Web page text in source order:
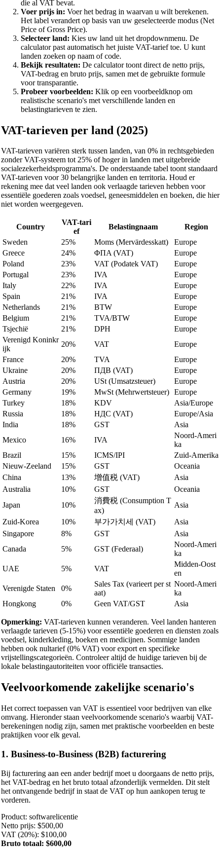
die al VAT bevat.
Voer prijs in: Voer het bedrag in waarvan u wilt berekenen.
Het label verandert op basis van uw geselecteerde modus (Net
Price of Gross Price).
Selecteer land: Kies uw land uit het dropdownmenu. De
calculator past automatisch het juiste VAT-tarief toe. U kunt
landen zoeken op naam of code.
Bekijk resultaten: De calculator toont direct de netto prijs,
VAT-bedrag en bruto prijs, samen met de gebruikte formule
voor transparantie.
Probeer voorbeelden: Klik op een voorbeeldknop om
realistische scenario's met verschillende landen en
belastingtarieven te zien.
VAT-tarieven per land (2025)
VAT-tarieven variëren sterk tussen landen, van 0% in rechtsgebieden
zonder VAT-systeem tot 25% of hoger in landen met uitgebreide
socialezekerheidsprogramma's. De onderstaande tabel toont standaard
VAT-tarieven voor 30 belangrijke landen en territoria. Houd er
rekening mee dat veel landen ook verlaagde tarieven hebben voor
essentiële goederen zoals voedsel, geneesmiddelen en boeken, die hier
niet worden weergegeven.
Country
VAT-tari
ef
Belastingnaam
Region
Sweden
25% Moms (Mervärdesskatt)
Europe
Greece
24% ΦΠΑ (VAT)
Europe
Poland
23% VAT (Podatek VAT)
Europe
Portugal
23% IVA
Europe
Italy
22% IVA
Europe
Spain
21% IVA
Europe
Netherlands
21% BTW
Europe
Belgium
21% TVA/BTW
Europe
Tsjechië
21% DPH
Europe
Verenigd Koninkr
ijk
20% VAT
Europe
France
20% TVA
Europe
Ukraine
20% ПДВ (VAT)
Europe
Austria
20% USt (Umsatzsteuer)
Europe
Germany
19% MwSt (Mehrwertsteuer)
Europe
Turkey
18% KDV
Asia/Europe
Russia
18% НДС (VAT)
Europe/Asia
India
18% GST
Asia
Mexico
16% IVA
Noord-Ameri
ka
Brazil
15% ICMS/IPI
Zuid-Amerika
Nieuw-Zeeland
15% GST
Oceania
China
13% 增值税 (VAT)
Asia
Australia
10% GST
Oceania
Japan
10%
消費税 (Consumption T
ax)
Asia
Zuid-Korea
10% 부가가치세 (VAT)
Asia
Singapore
8% GST
Asia
Canada
5% GST (Federaal)
Noord-Ameri
ka
UAE
5% VAT
Midden-Oost
en
Verenigde Staten
0%
Sales Tax (varieert per st
aat)
Noord-Ameri
ka
Hongkong
0% Geen VAT/GST Asia
Opmerking: VAT-tarieven kunnen veranderen. Veel landen hanteren
verlaagde tarieven (5-15%) voor essentiële goederen en diensten zoals
voedsel, kinderkleding, boeken en medicijnen. Sommige landen
hebben ook nultarief (0% VAT) voor export en specifieke
vrijstellingscategorieën. Controleer altijd de huidige tarieven bij de
lokale belastingautoriteiten voor officiële transacties.
Veelvoorkomende zakelijke scenario's
Het correct toepassen van VAT is essentieel voor bedrijven van elke
omvang. Hieronder staan veelvoorkomende scenario's waarbij VAT-
berekeningen nodig zijn, samen met praktische voorbeelden en beste
praktijken voor elk geval.
1. Business-to-Business (B2B) facturering
Bij facturering aan een ander bedrijf moet u doorgaans de netto prijs,
het VAT-bedrag en het bruto totaal afzonderlijk vermelden. Dit stelt
het ontvangende bedrijf in staat de VAT op hun aankopen terug te
vorderen.
Product: softwarelicentie
Netto prijs: $500,00
VAT (20%): $100,00
Bruto totaal: $600,00